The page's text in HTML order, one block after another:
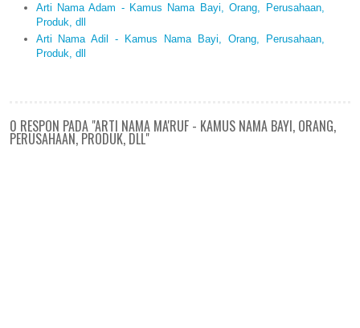
Arti Nama Adam - Kamus Nama Bayi, Orang, Perusahaan,
Produk, dll
Arti Nama Adil - Kamus Nama Bayi, Orang, Perusahaan,
Produk, dll
0 RESPON PADA "ARTI NAMA MA'RUF - KAMUS NAMA BAYI, ORANG,
PERUSAHAAN, PRODUK, DLL"